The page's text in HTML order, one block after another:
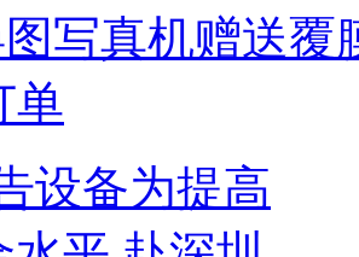
写真机赠送覆
单